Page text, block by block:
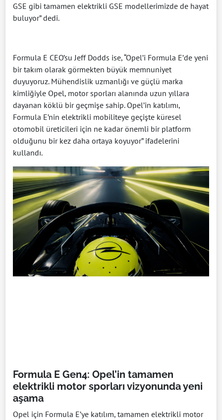
GSE gibi tamamen elektrikli GSE modellerimizde de hayat
buluyor” dedi.
Formula E CEO’su Jeff Dodds ise, “Opel’i Formula E’de yeni
bir takım olarak görmekten büyük memnuniyet
duyuyoruz. Mühendislik uzmanlığı ve güçlü marka
kimliğiyle Opel, motor sporları alanında uzun yıllara
dayanan köklü bir geçmişe sahip. Opel’in katılımı,
Formula E’nin elektrikli mobiliteye geçişte küresel
otomobil üreticileri için ne kadar önemli bir platform
olduğunu bir kez daha ortaya koyuyor” ifadelerini
kullandı.
Formula E Gen4: Opel’in tamamen
elektrikli motor sporları vizyonunda yeni
aşama
Opel için Formula E’ye katılım, tamamen elektrikli motor